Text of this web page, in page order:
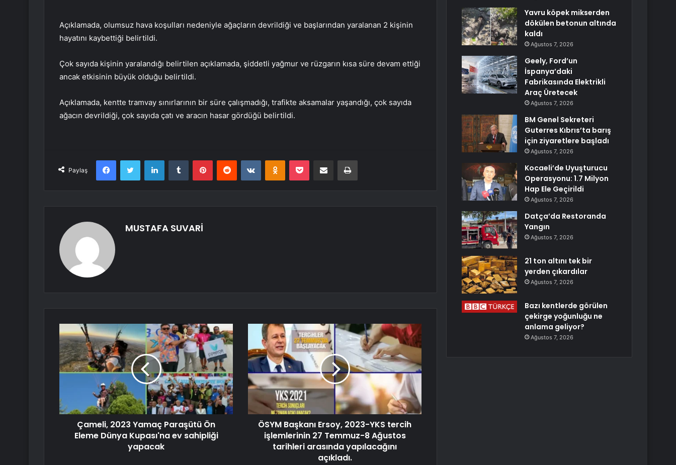
Açıklamada, olumsuz hava koşulları nedeniyle ağaçların devrildiği ve başlarından yaralanan 2 kişinin
hayatını kaybettiği belirtildi.
Çok sayıda kişinin yaralandığı belirtilen açıklamada, şiddetli yağmur ve rüzgarın kısa süre devam ettiği
ancak etkisinin büyük olduğu belirtildi.
Açıklamada, kentte tramvay sınırlarının bir süre çalışmadığı, trafikte aksamalar yaşandığı, çok sayıda
ağacın devrildiği, çok sayıda çatı ve aracın hasar gördüğü belirtildi.
Paylaş
FacebookTwitter LinkedInTumblr PinterestReddit VKontakteOdnoklassniki
Pocket E-Posta ile paylaş Yazdır
MUSTAFA SUVARİ
Çameli, 2023 Yamaç Paraşütü Ön
Eleme Dünya Kupası'na ev sahipliği
yapacak
ÖSYM Başkanı Ersoy, 2023-YKS tercih
işlemlerinin 27 Temmuz-8 Ağustos
tarihleri ​​arasında yapılacağını
açıkladı.
Yavru köpek mikserden
dökülen betonun altında
kaldı
Ağustos 7, 2026
Geely, Ford’un
İspanya’daki
Fabrikasında Elektrikli
Araç Üretecek
Ağustos 7, 2026
BM Genel Sekreteri
Guterres Kıbrıs’ta barış
için ziyaretlere başladı
Ağustos 7, 2026
Kocaeli’de Uyuşturucu
Operasyonu: 1.7 Milyon
Hap Ele Geçirildi
Ağustos 7, 2026
Datça’da Restoranda
Yangın
Ağustos 7, 2026
21 ton altını tek bir
yerden çıkardılar
Ağustos 7, 2026
Bazı kentlerde görülen
çekirge yoğunluğu ne
anlama geliyor?
Ağustos 7, 2026